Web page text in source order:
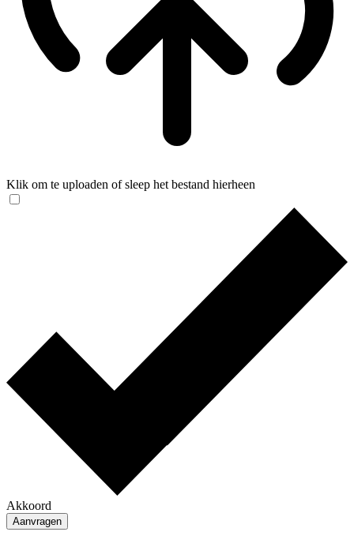
Klik om te uploaden of sleep het bestand hierheen
Akkoord
Aanvragen